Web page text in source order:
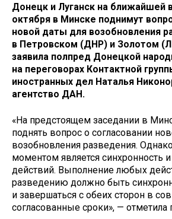
Донецк и Луганск на ближайшей
октября в Минске поднимут
новой даты для возобновления
в Петровском (ДНР) и Золотом
заявила полпред Донецкой
на переговорах Контактной
иностранных дел Наталья
агентство ДАН.
«На предстоящем заседании в
поднять вопрос о согласовании
возобновления разведения.
моментом является синхронность и
действий. Выполнение любых
разведению должно быть
и завершаться с обеих сторон в
согласованные сроки», —